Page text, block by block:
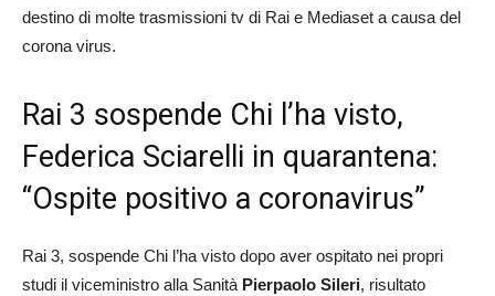
destino di molte trasmissioni tv di Rai e Mediaset a causa del
corona virus.
Rai 3 sospende Chi l’ha visto,
Federica Sciarelli in quarantena:
“Ospite positivo a coronavirus”
Rai 3, sospende Chi l’ha visto dopo aver ospitato nei propri
studi il viceministro alla Sanità Pierpaolo Sileri, risultato